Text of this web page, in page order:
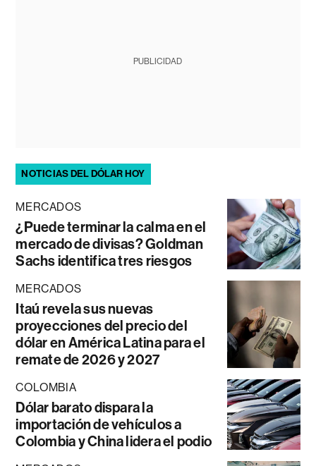
PUBLICIDAD
NOTICIAS DEL DÓLAR HOY
MERCADOS
¿Puede terminar la calma en el
mercado de divisas? Goldman
Sachs identifica tres riesgos
MERCADOS
Itaú revela sus nuevas
proyecciones del precio del
dólar en América Latina para el
remate de 2026 y 2027
COLOMBIA
Dólar barato dispara la
importación de vehículos a
Colombia y China lidera el podio